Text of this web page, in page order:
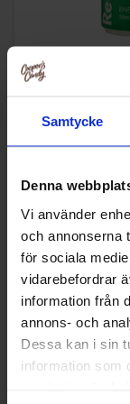
Samtycke
Denna
Vi använder
och annonserna
för sociala
vidarebefordrar
information från
annons- och
Dessa kan i sin
information som
Ny!